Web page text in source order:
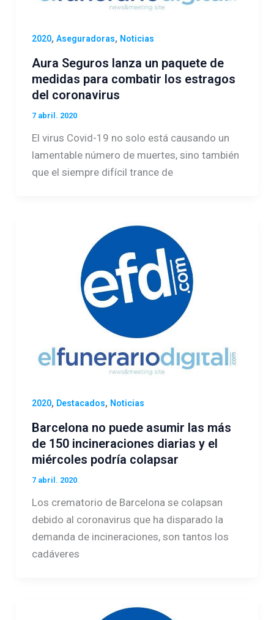
2020, Aseguradoras, Noticias
Aura Seguros lanza un paquete de
medidas para combatir los estragos
del coronavirus
7 abril. 2020
El virus Covid-19 no solo está causando un
lamentable número de muertes, sino también
que el siempre difícil trance de
2020, Destacados, Noticias
Barcelona no puede asumir las más
de 150 incineraciones diarias y el
miércoles podría colapsar
7 abril. 2020
Los crematorio de Barcelona se colapsan
debido al coronavirus que ha disparado la
demanda de incineraciones, son tantos los
cadáveres